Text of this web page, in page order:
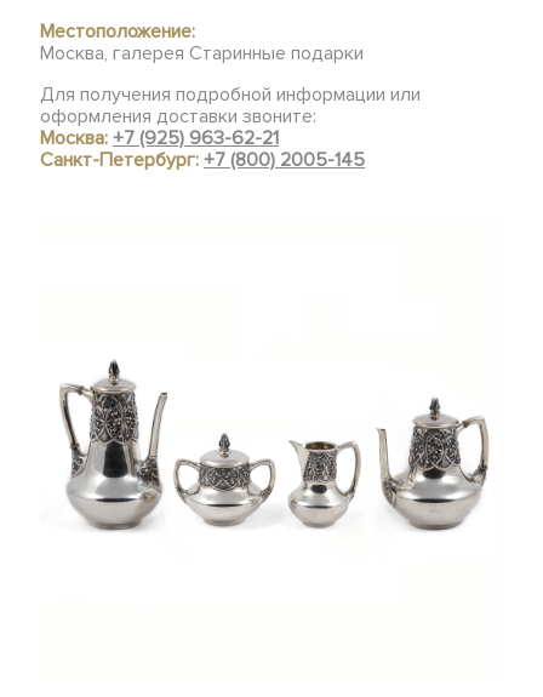
Местоположение:
Москва, галерея Старинные подарки
Для получения подробной информации или
оформления доставки звоните:
Москва:+7 (925) 963-62-21
Санкт-Петербург:+7 (800) 2005-145